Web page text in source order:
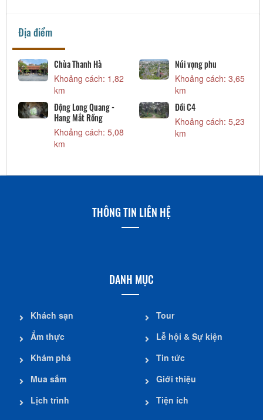
Địa điểm
Chùa Thanh Hà
Khoảng cách: 1,82
km
Núi vọng phu
Khoảng cách: 3,65
km
Động Long Quang -
Hang Mắt Rồng
Khoảng cách: 5,08
km
Đồi C4
Khoảng cách: 5,23
km
THÔNG TIN LIÊN HỆ
DANH MỤC
Khách sạn
Ẩm thực
Khám phá
Mua sắm
Lịch trình
Tour
Lễ hội & Sự kiện
Tin tức
Giới thiệu
Tiện ích